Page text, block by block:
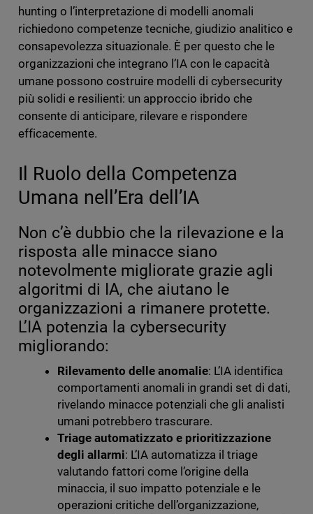
hunting o l’interpretazione di modelli anomali
richiedono competenze tecniche, giudizio analitico e
consapevolezza situazionale. È per questo che le
organizzazioni che integrano l’IA con le capacità
umane possono costruire modelli di cybersecurity
più solidi e resilienti: un approccio ibrido che
consente di anticipare, rilevare e rispondere
efficacemente.
Il Ruolo della Competenza
Umana nell’Era dell’IA
Non c’è dubbio che la rilevazione e la
risposta alle minacce siano
notevolmente migliorate grazie agli
algoritmi di IA, che aiutano le
organizzazioni a rimanere protette.
L’IA potenzia la cybersecurity
migliorando:
Rilevamento delle anomalie: L’IA identifica
comportamenti anomali in grandi set di dati,
rivelando minacce potenziali che gli analisti
umani potrebbero trascurare.
Triage automatizzato e prioritizzazione
degli allarmi: L’IA automatizza il triage
valutando fattori come l’origine della
minaccia, il suo impatto potenziale e le
operazioni critiche dell’organizzazione,